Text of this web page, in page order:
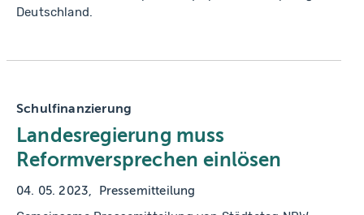
Deutschland.
Schulfinanzierung
Landesregierung muss
Reformversprechen einlösen
04. 05. 2023 Pressemitteilung